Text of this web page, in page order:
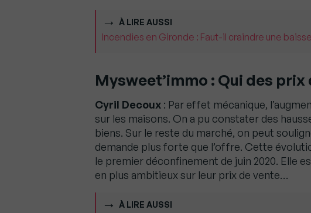
À LIRE AUSSI
Incendies en Gironde : Faut-il craindre une
Mysweet’immo : Qui des prix
Cyril Decoux : Par effet mécanique,
sur les maisons. On a pu constater des
biens. Sur le reste du marché, on peut
demande plus forte que l’offre. Cette
le premier déconfinement de juin 2020. Elle
en plus ambitieux sur leur prix de vente…
À LIRE AUSSI